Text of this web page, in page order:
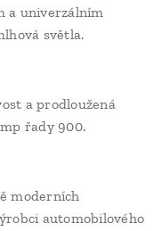
a univerzálním
světla.
a prodloužená
řady 900.
moderních
automobilového